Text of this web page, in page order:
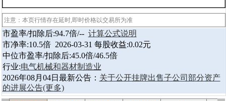
注意：本页行情存在延时,即时价格以交易所为准
市盈率/扣除后:94.7倍/-- 计算公式说明
市净率:10.5倍 2026-03-31 每股收益:0.02元
中位市盈率/扣除后:45.0倍/46.5倍
行业:电气机械和器材制造业
2026年08月04日最新公告： 关于公开挂牌出售子公司部分资产
的进展公告(更多)